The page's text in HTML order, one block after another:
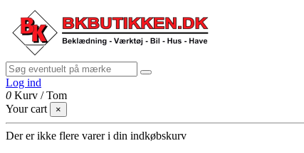
Log ind
0 Kurv /Tom
Your cart
×
Der er ikke flere varer i din indkøbskurv